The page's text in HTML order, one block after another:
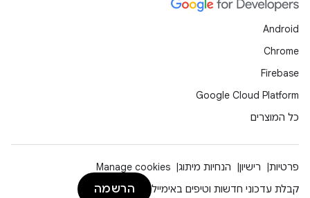
Android
Chrome
Firebase
Google Cloud Platform
כל המוצרים
פרטיות רישיון הנחיות מיתוג
Manage cookies
קבלת עדכוני חדשות וטיפים באימייל
הרשמה